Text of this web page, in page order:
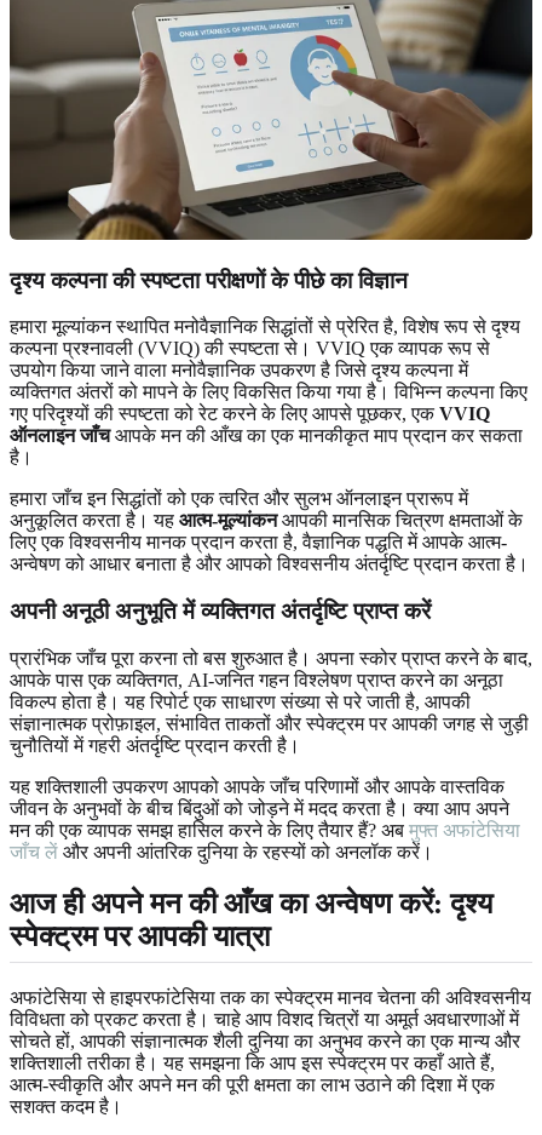
दृश्य कल्पना की स्पष्टता परीक्षणों के पीछे का विज्ञान
हमारा मूल्यांकन स्थापित मनोवैज्ञानिक सिद्धांतों से प्रेरित है, विशेष रूप से दृश्य
कल्पना प्रश्नावली (VVIQ) की स्पष्टता से। VVIQ एक व्यापक रूप से
उपयोग किया जाने वाला मनोवैज्ञानिक उपकरण है जिसे दृश्य कल्पना में
व्यक्तिगत अंतरों को मापने के लिए विकसित किया गया है। विभिन्न कल्पना किए
गए परिदृश्यों की स्पष्टता को रेट करने के लिए आपसे पूछकर, एकVVIQ
ऑनलाइन जाँचआपके मन की आँख का एक मानकीकृत माप प्रदान कर सकता
है।
हमारा जाँच इन सिद्धांतों को एक त्वरित और सुलभ ऑनलाइन प्रारूप में
अनुकूलित करता है। यह आत्म-मूल्यांकनआपकी मानसिक चित्रण क्षमताओं के
लिए एक विश्वसनीय मानक प्रदान करता है, वैज्ञानिक पद्धति में आपके आत्म-
अन्वेषण को आधार बनाता है और आपको विश्वसनीय अंतर्दृष्टि प्रदान करता है।
अपनी अनूठी अनुभूति में व्यक्तिगत अंतर्दृष्टि प्राप्त करें
प्रारंभिक जाँच पूरा करना तो बस शुरुआत है। अपना स्कोर प्राप्त करने के बाद,
आपके पास एक व्यक्तिगत, AI-जनित गहन विश्लेषण प्राप्त करने का अनूठा
विकल्प होता है। यह रिपोर्ट एक साधारण संख्या से परे जाती है, आपकी
संज्ञानात्मक प्रोफ़ाइल, संभावित ताकतों और स्पेक्ट्रम पर आपकी जगह से जुड़ी
चुनौतियों में गहरी अंतर्दृष्टि प्रदान करती है।
यह शक्तिशाली उपकरण आपको आपके जाँच परिणामों और आपके वास्तविक
जीवन के अनुभवों के बीच बिंदुओं को जोड़ने में मदद करता है। क्या आप अपने
मन की एक व्यापक समझ हासिल करने के लिए तैयार हैं? अब मुफ्त अफांटेसिया
जाँच लें और अपनी आंतरिक दुनिया के रहस्यों को अनलॉक करें।
आज ही अपने मन की आँख का अन्वेषण करें: दृश्य
स्पेक्ट्रम पर आपकी यात्रा
अफांटेसिया से हाइपरफांटेसिया तक का स्पेक्ट्रम मानव चेतना की अविश्वसनीय
विविधता को प्रकट करता है। चाहे आप विशद चित्रों या अमूर्त अवधारणाओं में
सोचते हों, आपकी संज्ञानात्मक शैली दुनिया का अनुभव करने का एक मान्य और
शक्तिशाली तरीका है। यह समझना कि आप इस स्पेक्ट्रम पर कहाँ आते हैं,
आत्म-स्वीकृति और अपने मन की पूरी क्षमता का लाभ उठाने की दिशा में एक
सशक्त कदम है।